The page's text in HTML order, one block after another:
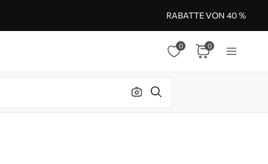
RABATTE VON 40 %
0 0